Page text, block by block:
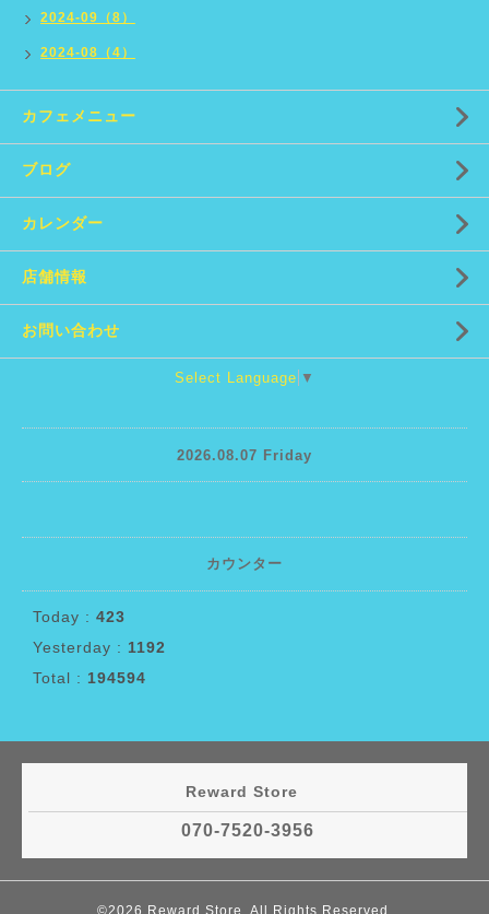
2024-09（8）
2024-08（4）
カフェメニュー
ブログ
カレンダー
店舗情報
お問い合わせ
Select Language ▼
2026.08.07 Friday
カウンター
Today : 423
Yesterday : 1192
Total : 194594
Reward Store
070-7520-3956
©2026 Reward Store . All Rights Reserved.